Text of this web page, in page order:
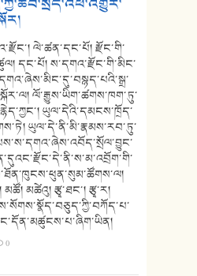
ལེ་ཚན་དང་པོ། རྫོང་གི་
དང་པོ། ས་དགའ་རྫོང་གི་མིང་
ལོ་རྒྱུས་ཡིག་ཚགས་ཁག་ཏུ་
ཡུལ་དེའི་དམངས་ཁྲོད་
ཡུལ་དེ་ནི་མི་རྣམས་རབ་ཏུ་
མཚེའུ། རྩྭ་ཐང་། རྩྭ་ར།
0